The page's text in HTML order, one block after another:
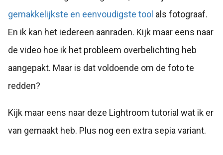
gemakkelijkste en eenvoudigste tool als fotograaf.
En ik kan het iedereen aanraden. Kijk maar eens naar
de video hoe ik het probleem overbelichting heb
aangepakt. Maar is dat voldoende om de foto te
redden?
Kijk maar eens naar deze Lightroom tutorial wat ik er
van gemaakt heb. Plus nog een extra sepia variant.